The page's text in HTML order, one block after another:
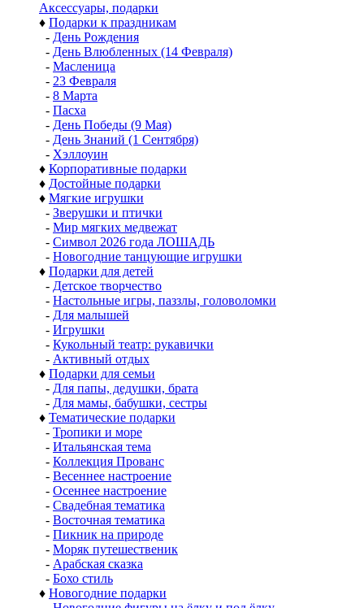
Аксессуары, подарки
♦ Подарки к праздникам
- День Рождения
- День Влюбленных (14 Февраля)
- Масленица
- 23 Февраля
- 8 Марта
- Пасха
- День Победы (9 Мая)
- День Знаний (1 Сентября)
- Хэллоуин
♦ Корпоративные подарки
♦ Достойные подарки
♦ Мягкие игрушки
- Зверушки и птички
- Мир мягких медвежат
- Символ 2026 года ЛОШАДЬ
- Новогодние танцующие игрушки
♦ Подарки для детей
- Детское творчество
- Настольные игры, паззлы, головоломки
- Для малышей
- Игрушки
- Кукольный театр: рукавички
- Активный отдых
♦ Подарки для семьи
- Для папы, дедушки, брата
- Для мамы, бабушки, сестры
♦ Тематические подарки
- Тропики и море
- Итальянская тема
- Коллекция Прованс
- Весеннее настроение
- Осеннее настроение
- Свадебная тематика
- Восточная тематика
- Пикник на природе
- Моряк путешественик
- Арабская сказка
- Бохо стиль
♦ Новогодние подарки